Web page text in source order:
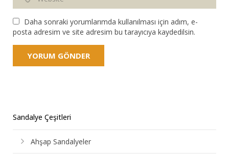
Daha sonraki yorumlarımda kullanılması için adım, e-
posta adresim ve site adresim bu tarayıcıya kaydedilsin.
Sandalye Çeşitleri
Ahşap Sandalyeler